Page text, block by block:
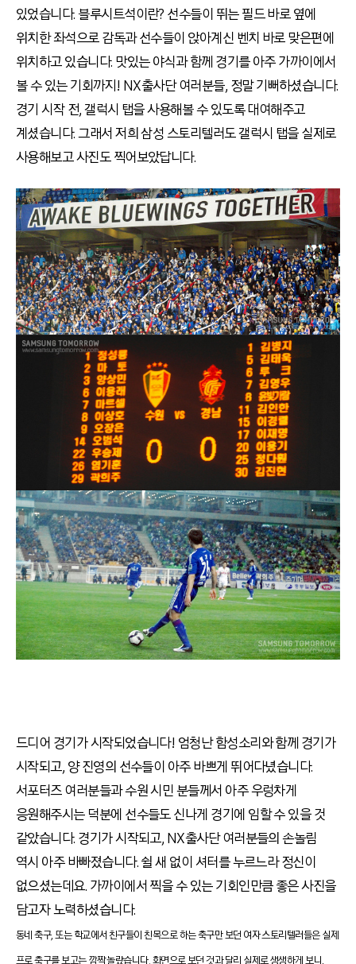
있었습니다. 블루시트석이란? 선수들이 뛰는 필드 바로 옆에
위치한 좌석으로 감독과 선수들이 앉아계신 벤치 바로 맞은편에
위치하고 있습니다. 맛있는 야식과 함께 경기를 아주 가까이에서
볼 수 있는 기회까지! NX출사단 여러분들, 정말 기뻐하셨습니다.
경기 시작 전, 갤럭시 탭을 사용해볼 수 있도록 대여해주고
계셨습니다. 그래서 저희 삼성 스토리텔러도 갤럭시 탭을 실제로
사용해보고 사진도 찍어보았답니다.
드디어 경기가 시작되었습니다! 엄청난 함성소리와 함께 경기가
시작되고, 양 진영의 선수들이 아주 바쁘게 뛰어다녔습니다.
서포터즈 여러분들과 수원 시민 분들께서 아주 우렁차게
응원해주시는 덕분에 선수들도 신나게 경기에 임할 수 있을 것
같았습니다. 경기가 시작되고, NX출사단 여러분들의 손놀림
역시 아주 바빠졌습니다. 쉴 새 없이 셔터를 누르느라 정신이
없으셨는데요. 가까이에서 찍을 수 있는 기회인만큼 좋은 사진을
담고자 노력하셨습니다.
동네 축구, 또는 학교에서 친구들이 친목으로 하는 축구만 보던 여자 스토리텔러들은 실제
프로 축구를 보고는 깜짝 놀랐습니다. 화면으로 보던 것과 달리 실제로 생생하게 보니,